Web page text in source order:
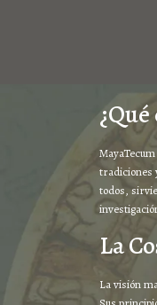
tradiciones
todos,
La
La visión